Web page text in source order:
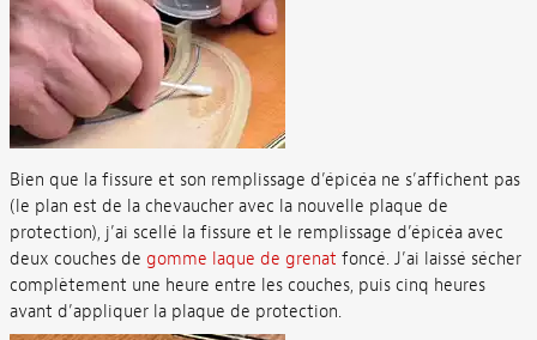
Bien que la fissure et son remplissage d’épicéa ne s’affichent pas
(le plan est de la chevaucher avec la nouvelle plaque de
protection), j’ai scellé la fissure et le remplissage d’épicéa avec
deux couches de gomme laque de grenat foncé. J’ai laissé sécher
complètement une heure entre les couches, puis cinq heures
avant d’appliquer la plaque de protection.